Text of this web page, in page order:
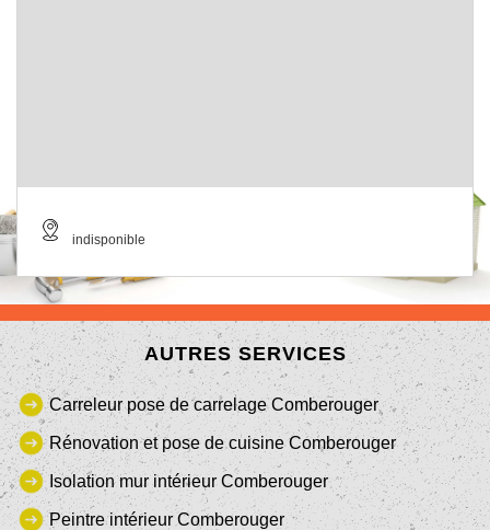
indisponible
AUTRES SERVICES
Carreleur pose de carrelage Comberouger
Rénovation et pose de cuisine Comberouger
Isolation mur intérieur Comberouger
Peintre intérieur Comberouger